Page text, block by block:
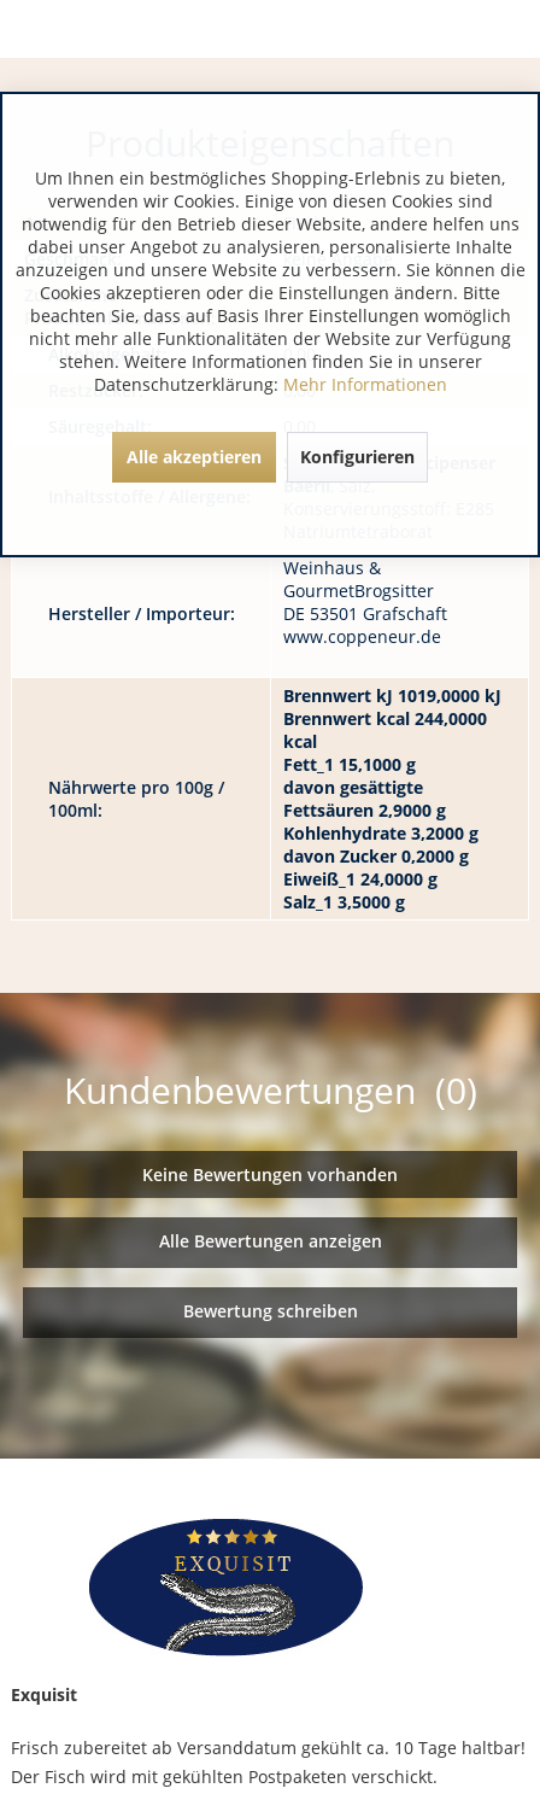
Art:
Fisch
Geschmack:
keine Angabe
Zusätzliche
Produktinformationen:
Alkoholgehalt:
0,00
Restzucker:
0,00
Säuregehalt:
0,00
Störrogen vom Acipenser
Baerii, Salz,
Hersteller / Importeur:
Weinhaus &
GourmetBrogsitter
DE 53501 Grafschaft
www.coppeneur.de
Nährwerte pro 100g /
100ml:
Brennwert kJ 1019,0000 kJ
Brennwert kcal 244,0000
kcal
Fett_1 15,1000 g
davon gesättigte
Fettsäuren 2,9000 g
Kohlenhydrate 3,2000 g
davon Zucker 0,2000 g
Eiweiß_1 24,0000 g
Salz_1 3,5000 g
Kundenbewertungen (0)
Keine Bewertungen vorhanden
Alle Bewertungen anzeigen
Bewertung schreiben
Exquisit
Frisch zubereitet ab Versanddatum gekühlt ca. 10 Tage haltbar!
Der Fisch wird mit gekühlten Postpaketen verschickt.
Um Ihnen ein bestmögliches Shopping-Erlebnis zu bieten,
verwenden wir Cookies. Einige von diesen Cookies sind
notwendig für den Betrieb dieser Website, andere helfen uns
dabei unser Angebot zu analysieren, personalisierte Inhalte
anzuzeigen und unsere Website zu verbessern. Sie können die
Cookies akzeptieren oder die Einstellungen ändern. Bitte
beachten Sie, dass auf Basis Ihrer Einstellungen womöglich
nicht mehr alle Funktionalitäten der Website zur Verfügung
stehen. Weitere Informationen finden Sie in unserer
Datenschutzerklärung: Mehr Informationen
Alle akzeptieren Konfigurieren